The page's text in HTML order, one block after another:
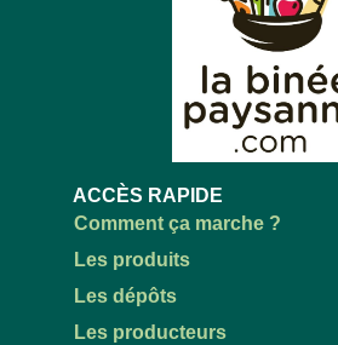
ACCÈS RAPIDE
Comment ça marche ?
Les produits
Les dépôts
Les producteurs